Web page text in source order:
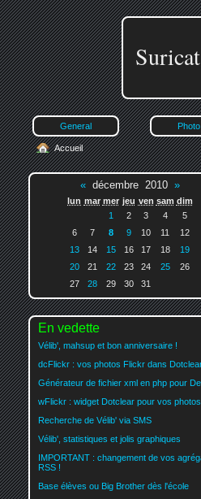
General Photo
Accueil
«décembre 2010 »
lun mar mer jeu ven sam dim
1
2 3 4
5
6
7 8 9 10 11
12
13
14 15 16 17 18
19
20
21 22 23 24 25
26
27
28 29 30 31
En vedette
Vélib', mahsup et bon anniversaire !
dcFlickr : vos photos Flickr dans
Générateur de fichier xml en php pour
wFlickr : widget Dotclear pour vos
Recherche de Vélib' via SMS
Vélib', statistiques et jolis graphiques
IMPORTANT : changement de vos
RSS !
Base élèves ou Big Brother dès l'école